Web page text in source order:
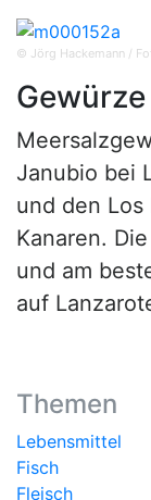
© Jörg Hackemann /
Janubio bei
und den Los
Kanaren.
und am
auf
Themen
Lebensmittel
Fisch
Fleisch